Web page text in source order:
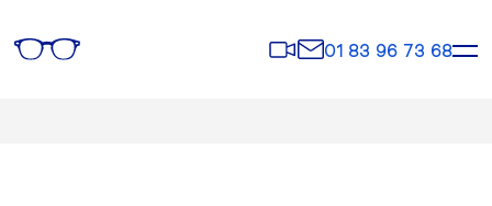
Rendez-
vous
Contact
01 83 96 73 68